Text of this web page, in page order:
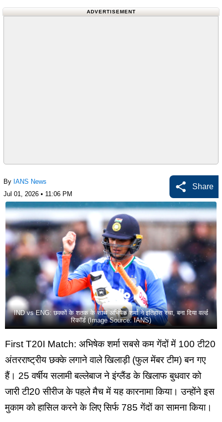
ADVERTISEMENT
By IANS News
Jul 01, 2026 • 11:06 PM
Share
IND vs ENG: छक्कों के शतक के साथ अभिषेक शर्मा ने इतिहास रचा, बना दिया वर्ल्ड
रिकॉर्ड (Image Source: IANS)
First T20I Match: अभिषेक शर्मा सबसे कम गेंदों में 100 टी20
अंतरराष्ट्रीय छक्के लगाने वाले खिलाड़ी (फुल मेंबर टीम) बन गए
हैं। 25 वर्षीय सलामी बल्लेबाज ने इंग्लैंड के खिलाफ बुधवार को
जारी टी20 सीरीज के पहले मैच में यह कारनामा किया। उन्होंने इस
मुकाम को हासिल करने के लिए सिर्फ 785 गेंदों का सामना किया।